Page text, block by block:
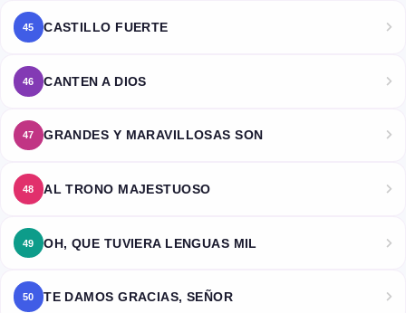
45 CASTILLO FUERTE
46 CANTEN A DIOS
47 GRANDES Y MARAVILLOSAS SON
48 AL TRONO MAJESTUOSO
49 OH, QUE TUVIERA LENGUAS MIL
50 TE DAMOS GRACIAS, SEÑOR